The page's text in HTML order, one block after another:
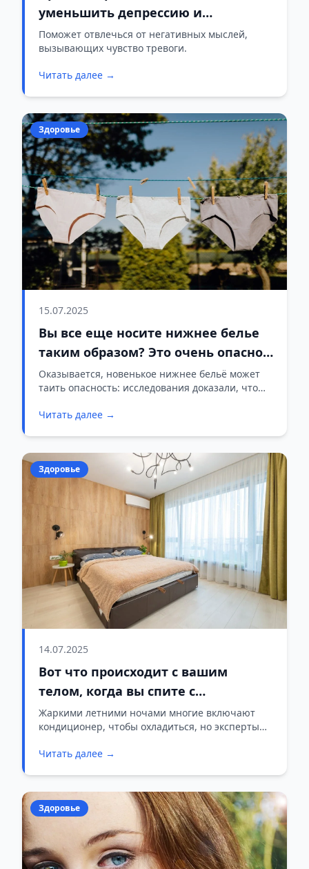
уменьшить депрессию и
тревожность
Поможет отвлечься от негативных мыслей,
вызывающих чувство тревоги.
Читать далее →
Здоровье
15.07.2025
Вы все еще носите нижнее белье
таким образом? Это очень опасно,
и все так делают
Оказывается, новенькое нижнее бельё может
таить опасность: исследования доказали, что
бактерий и грибка ещё до первого
Читать далее →
Здоровье
14.07.2025
Вот что происходит с вашим
телом, когда вы спите с
включенным кондиционером
Жаркими летними ночами многие включают
кондиционер, чтобы охладиться, но эксперты
на сон и здоровье.
Читать далее →
Здоровье